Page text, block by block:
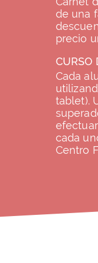
de una
precio
CURSO
Cada
tablet).
cada
Centro